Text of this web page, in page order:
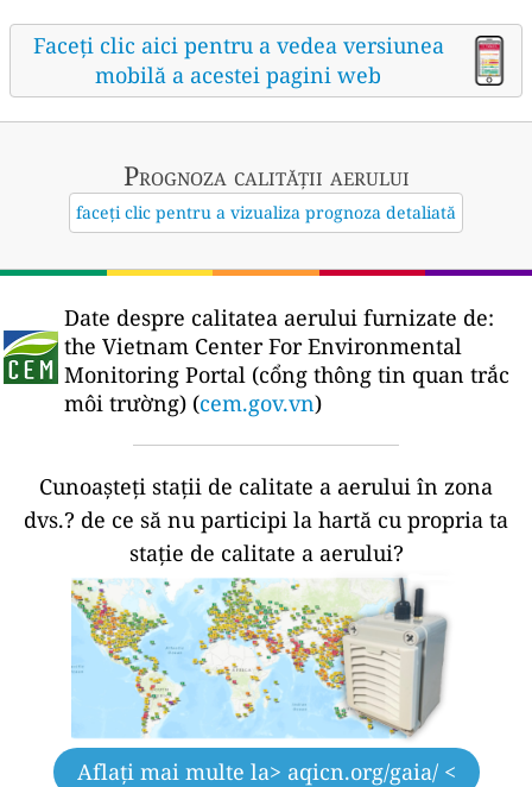
Faceți clic aici pentru a vedea versiunea
mobilă a acestei pagini web
Prognoza calității aerului
faceți clic pentru a vizualiza prognoza detaliată
Date despre calitatea aerului furnizate de:
the Vietnam Center For Environmental
Monitoring Portal (cổng thông tin quan trắc
môi trường) (cem.gov.vn)
Cunoașteți stații de calitate a aerului în zona
dvs.? de ce să nu participi la hartă cu propria ta
stație de calitate a aerului?
Aflați mai multe la> aqicn.org/gaia/ <